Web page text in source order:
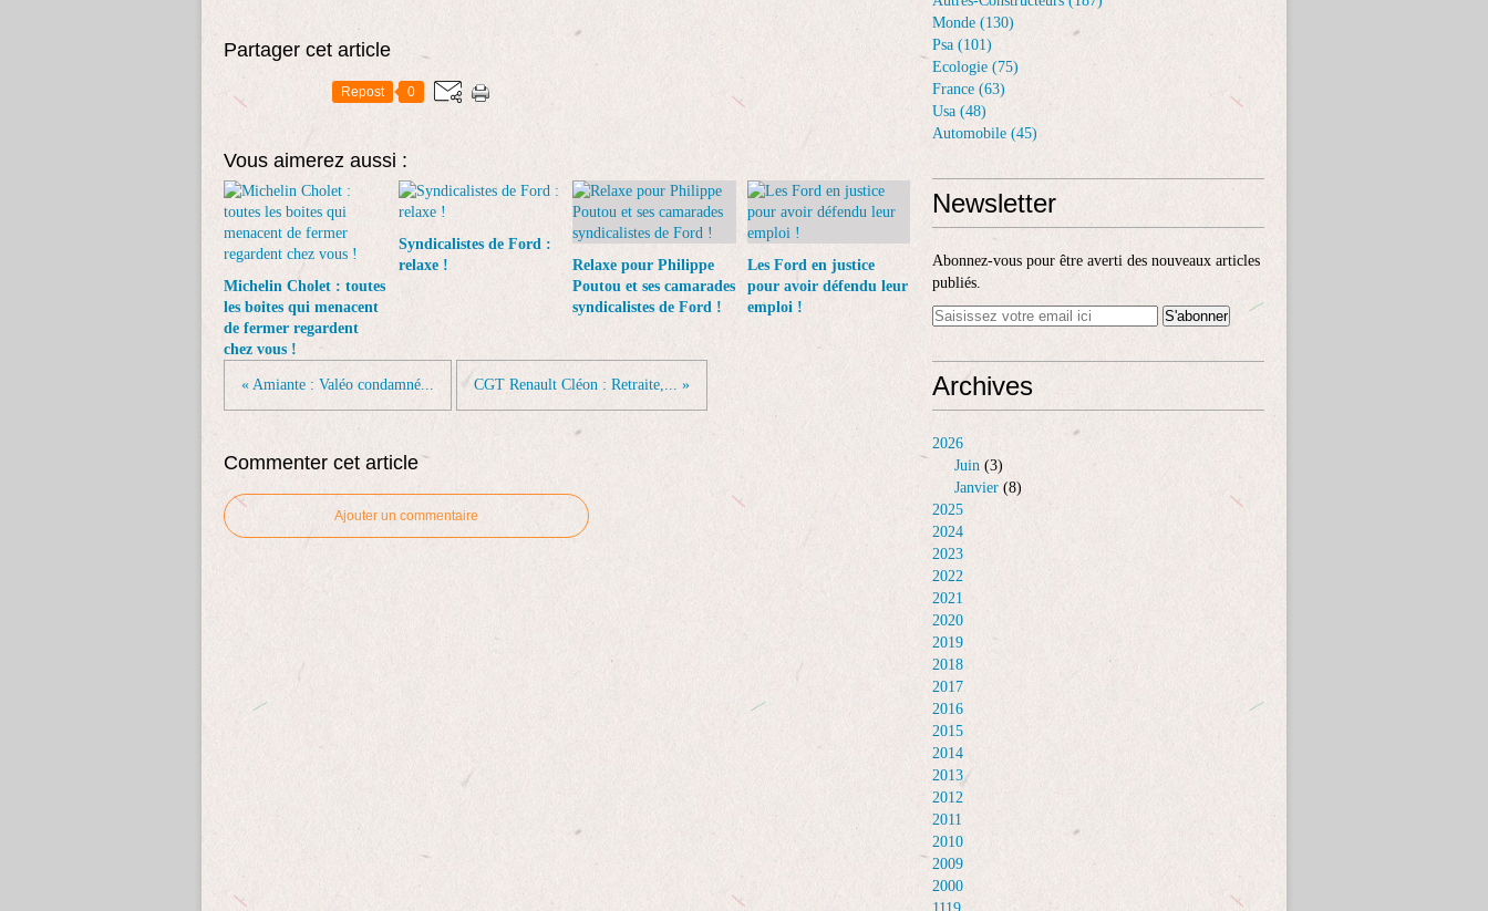
Partager cet article
Repost 0
Vous aimerez aussi :
Michelin Cholet : toutes
les boites qui menacent
de fermer regardent
chez vous !
Syndicalistes de Ford :
relaxe !
Relaxe pour Philippe
Poutou et ses camarades
syndicalistes de Ford !
Les Ford en justice
pour avoir défendu leur
emploi !
« Amiante : Valéo condamné... CGT Renault Cléon : Retraite,... »
Commenter cet article
Ajouter un commentaire
Monde (130)
Psa (101)
Ecologie (75)
France (63)
Usa (48)
Automobile (45)
Newsletter
Abonnez-vous pour être averti des nouveaux articles
publiés.
Archives
2026
Juin (3)
Janvier (8)
2025
2024
2023
2022
2021
2020
2019
2018
2017
2016
2015
2014
2013
2012
2011
2010
2009
2000